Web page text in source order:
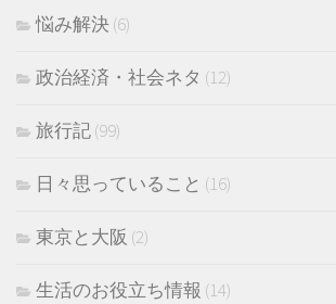
悩み解決(6)
政治経済・社会ネタ (12)
旅行記(99)
日々思っていること (16)
東京と大阪 (2)
生活のお役立ち情報 (14)